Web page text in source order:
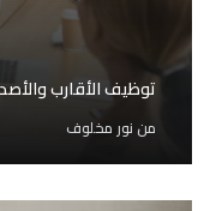
توظيف الأقارب
مننور مخلوف